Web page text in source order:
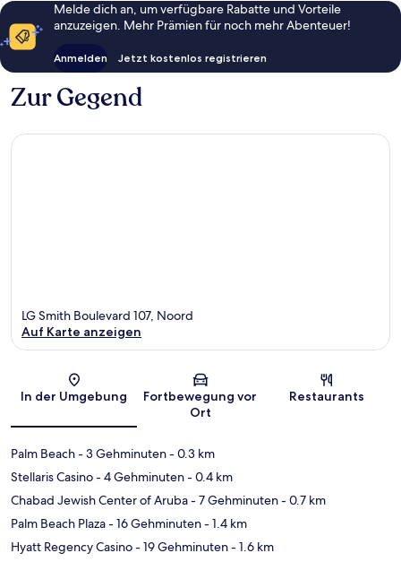
Melde dich an, um verfügbare Rabatte und Vorteile
anzuzeigen. Mehr Prämien für noch mehr Abenteuer!
Anmelden Jetzt kostenlos registrieren
Zur Gegend
Karte
LG Smith Boulevard 107, Noord
Auf Karte anzeigen
In der Umgebung
Fortbewegung vor
Ort
Restaurants
Palm Beach- 3 Gehminuten- 0.3 km
Stellaris Casino- 4 Gehminuten- 0.4 km
Chabad Jewish Center of Aruba- 7 Gehminuten- 0.7 km
Palm Beach Plaza- 16 Gehminuten- 1.4 km
Hyatt Regency Casino- 19 Gehminuten- 1.6 km